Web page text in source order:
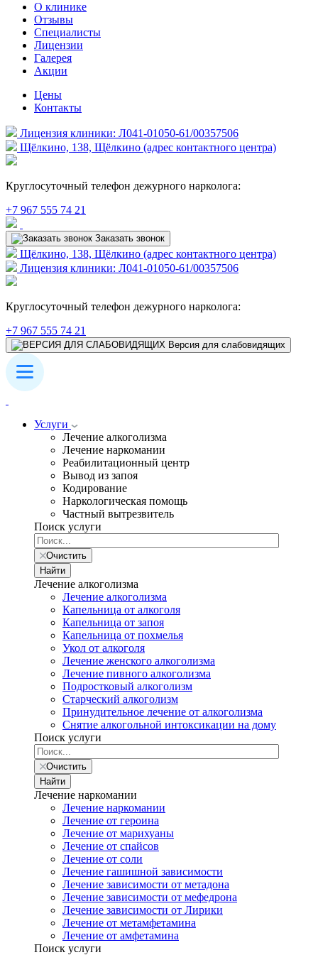
О клинике
Отзывы
Специалисты
Лицензии
Галерея
Акции
Цены
Контакты
Лицензия клиники: Л041-01050-61/00357506
Щёлкино, 138, Щёлкино (адрес контактного центра)
Круглосуточный телефон дежурного нарколога:
+7 967 555 74 21
Заказать звонок
Щёлкино, 138, Щёлкино (адрес контактного центра)
Лицензия клиники: Л041-01050-61/00357506
Круглосуточный телефон дежурного нарколога:
+7 967 555 74 21
Версия для слабовидящих
Услуги
Лечение алкоголизма
Лечение наркомании
Реабилитационный центр
Вывод из запоя
Кодирование
Наркологическая помощь
Частный вытрезвитель
Поиск услуги
Очистить
Найти
Лечение алкоголизма
Лечение алкоголизма
Капельница от алкоголя
Капельница от запоя
Капельница от похмелья
Укол от алкоголя
Лечение женского алкоголизма
Лечение пивного алкоголизма
Подростковый алкоголизм
Старческий алкоголизм
Принудительное лечение от алкоголизма
Снятие алкогольной интоксикации на дому
Поиск услуги
Очистить
Найти
Лечение наркомании
Лечение наркомании
Лечение от героина
Лечение от марихуаны
Лечение от спайсов
Лечение от соли
Лечение гашишной зависимости
Лечение зависимости от метадона
Лечение зависимости от мефедрона
Лечение зависимости от Лирики
Лечение от метамфетамина
Лечение от амфетамина
Поиск услуги